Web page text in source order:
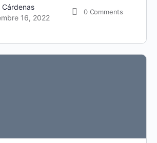
Cárdenas
16, 2022
0 Comments